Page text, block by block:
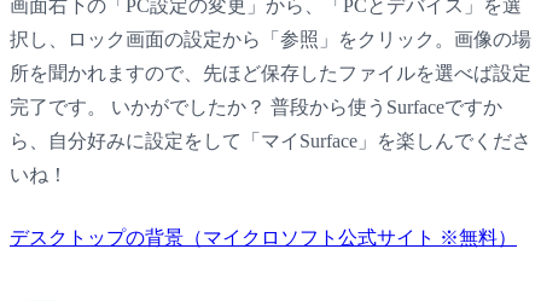
画面右下の「PC設定の変更」から、「PCとデバイス」を選
択し、ロック画面の設定から「参照」をクリック。画像の場
所を聞かれますので、先ほど保存したファイルを選べば設定
完了です。 いかがでしたか？ 普段から使うSurfaceですか
ら、自分好みに設定をして「マイSurface」を楽しんでくださ
いね！
デスクトップの背景（マイクロソフト公式サイト ※無料）